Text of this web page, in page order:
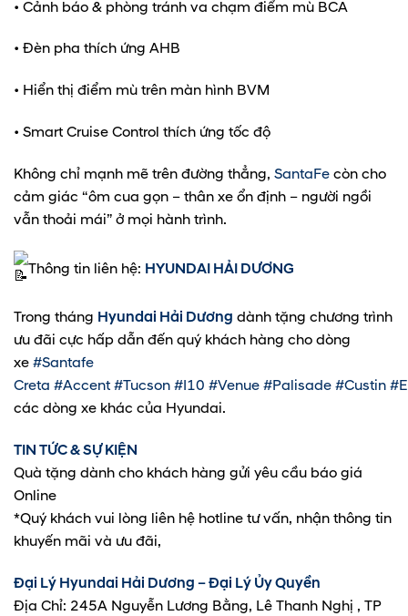
• Cảnh báo & phòng tránh va chạm điểm mù BCA
• Đèn pha thích ứng AHB
• Hiển thị điểm mù trên màn hình BVM
• Smart Cruise Control thích ứng tốc độ
Không chỉ mạnh mẽ trên đường thẳng, SantaFe còn cho
cảm giác “ôm cua gọn – thân xe ổn định – người ngồi
vẫn thoải mái” ở mọi hành trình.
Thông tin liên hệ: HYUNDAI HẢI DƯƠNG
Trong tháng Hyundai Hải Dương dành tặng chương trình
ưu đãi cực hấp dẫn đến quý khách hàng cho dòng
xe #Santafe
Creta #Accent #Tucson #I10 #Venue #Palisade #Custin
các dòng xe khác của Hyundai.
TIN TỨC & SỰ KIỆN
Quà tặng dành cho khách hàng gửi yêu cầu báo giá
Online
*Quý khách vui lòng liên hệ hotline tư vấn, nhận thông tin
khuyến mãi và ưu đãi,
Đại Lý Hyundai Hải Dương – Đại Lý Ủy Quyền
Địa Chỉ: 245A Nguyễn Lương Bằng, Lê Thanh Nghị , TP